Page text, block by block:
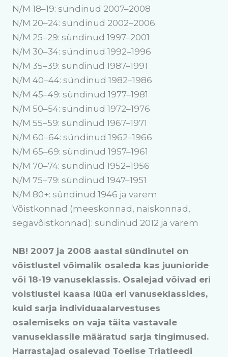
N/M 18–19: sündinud 2007–2008
N/M 20–24: sündinud 2002–2006
N/M 25–29: sündinud 1997–2001
N/M 30–34: sündinud 1992–1996
N/M 35–39: sündinud 1987–1991
N/M 40–44: sündinud 1982–1986
N/M 45–49: sündinud 1977–1981
N/M 50–54: sündinud 1972–1976
N/M 55–59: sündinud 1967–1971
N/M 60–64: sündinud 1962–1966
N/M 65–69: sündinud 1957–1961
N/M 70–74: sündinud 1952–1956
N/M 75–79: sündinud 1947–1951
N/M 80+: sündinud 1946 ja varem
Võistkonnad (meeskonnad, naiskonnad,
segavõistkonnad): sündinud 2012 ja varem
NB! 2007 ja 2008 aastal sündinutel on
võistlustel võimalik osaleda kas juunioride
või 18-19 vanuseklassis. Osalejad võivad eri
võistlustel kaasa lüüa eri vanuseklassides,
kuid sarja individuaalarvestuses
osalemiseks on vaja täita vastavale
vanuseklassile määratud sarja tingimused.
Harrastajad osalevad Tõelise Triatleedi